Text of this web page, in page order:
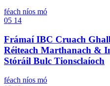
féach níos mó
05 14
Frámaí IBC Cruach
Réiteach Marthanach &
Stóráil Bulc Tionsclaíoch
féach níos mó